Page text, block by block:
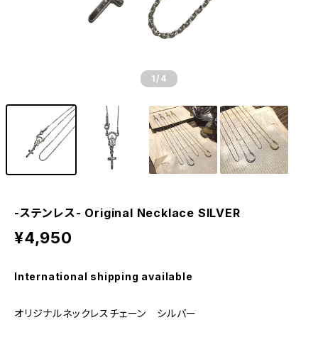
1 /4
-ステンレス- Original Necklace SILVER
¥4,950
International shipping available
オリジナルネックレスチェーン シルバー